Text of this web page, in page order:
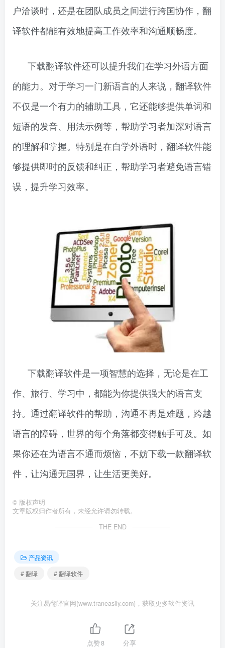
户洽谈时，还是在团队成员之间进行跨国协作，翻
译软件都能有效地提高工作效率和沟通顺畅度。
下载翻译软件还可以提升我们在学习外语方面
的能力。对于学习一门新语言的人来说，翻译软件
不仅是一个有力的辅助工具，它还能够提供单词和
短语的发音、用法示例等，帮助学习者加深对语言
的理解和掌握。特别是在自学外语时，翻译软件能
够提供即时的反馈和纠正，帮助学习者避免语言错
误，提升学习效率。
下载翻译软件是一项智慧的选择，无论是在工
作、旅行、学习中，都能为你提供强大的语言支
持。通过翻译软件的帮助，沟通不再是难题，跨越
语言的障碍，世界的每个角落都变得触手可及。如
果你还在为语言不通而烦恼，不妨下载一款翻译软
件，让沟通无国界，让生活更美好。
© 版权声明
文章版权归作者所有，未经允许请勿转载。
THE END
产品资讯
# 翻译
# 翻译软件
关注易翻译官网(www.traneasily.com)，获取更多软件资讯
点赞8 分享